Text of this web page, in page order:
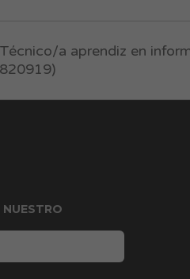
Técnico/a aprendiz en
820919)